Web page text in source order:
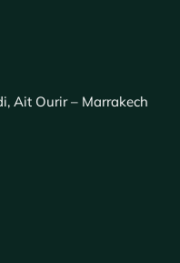
Ait Ourir – Marrakech